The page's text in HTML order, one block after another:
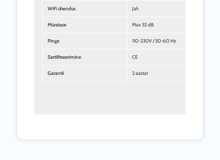
WiFi ühendus Jah
Müratase Max 32 dB
Pinge 110-230V / 50-60 Hz
Sertifitseerimine CE
Garantii 2 aastat